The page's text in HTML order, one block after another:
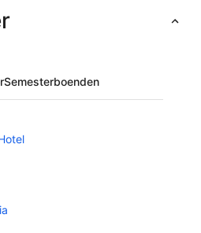
Semesterboenden